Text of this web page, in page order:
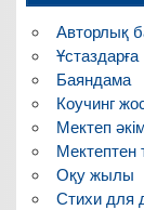
Авторлық
Ұстаздарға
Баяндама
Коучинг
Мектеп
Мектептен
Оқу жылы
Стихи для